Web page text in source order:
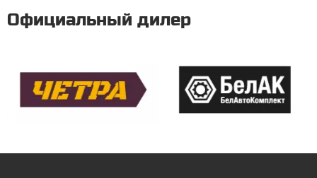
Официальный дилер